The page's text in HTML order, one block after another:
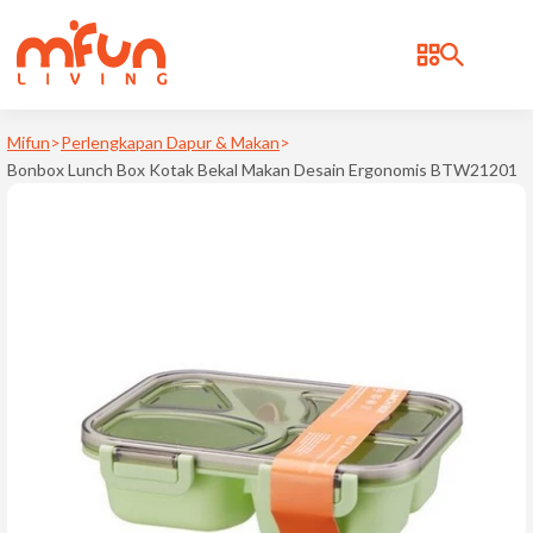
Bonbox
Mifun>Perlengkapan Dapur & Makan>
Bonbox Lunch Box Kotak Bekal Makan Desain Ergonomis BTW21201